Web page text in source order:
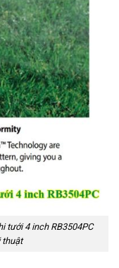
tưới 4 inch RB3504PC
thuật